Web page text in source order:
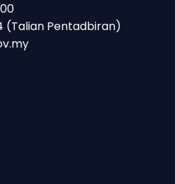
(Talian Pentadbiran)